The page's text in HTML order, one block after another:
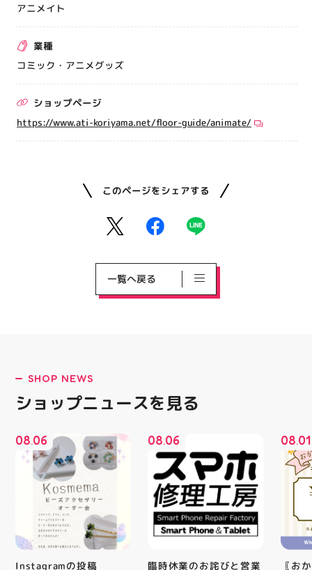
催事出店募集
アティビジョンについて
アニメイト
業種
コミック・アニメグッズ
ショップページ
https://www.ati-koriyama.net/floor-guide/animate/
このページをシェアする
一覧へ戻る
SHOP NEWS
ショップニュースを見る
08.06
Instagramの投稿
08.06
臨時休業のお詫びと営業
08.01
〖お